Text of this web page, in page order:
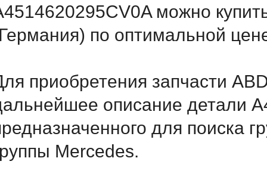
можно
по оптимальной
приобретения запчасти
описание детали
для поиска
Mercedes.